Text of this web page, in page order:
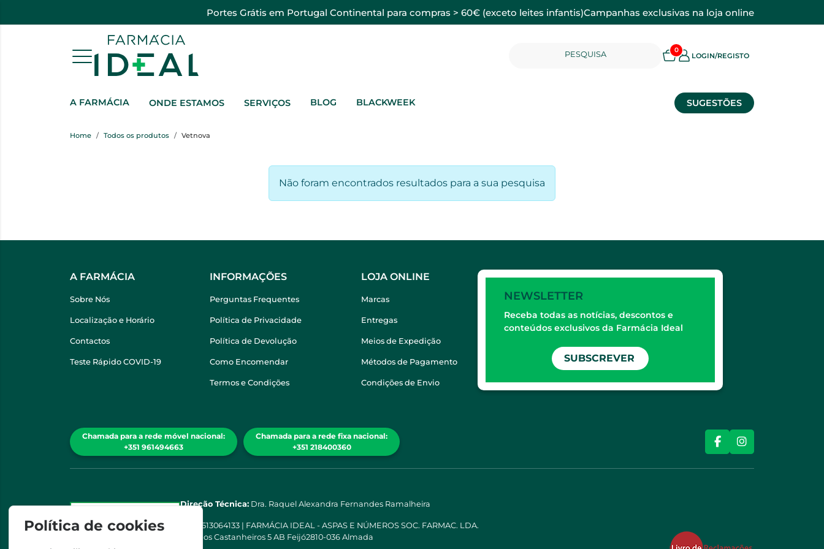
Portes Grátis em Portugal Continental para compras > 60€ (exceto leites infantis)Campanhas exclusivas na loja online
PESQUISA 0
LOGIN/REGISTO
A FARMÁCIA ONDE ESTAMOS SERVIÇOS BLOG BLACKWEEK SUGESTÕES
Home Todos os produtos Vetnova
Não foram encontrados resultados para a sua pesquisa
A FARMÁCIA
Sobre Nós
Localização e Horário
Contactos
Teste Rápido COVID-19
INFORMAÇÕES
Perguntas Frequentes
Política de Privacidade
Política de Devolução
Como Encomendar
Termos e Condições
LOJA ONLINE
Marcas
Entregas
Meios de Expedição
Métodos de Pagamento
Condições de Envio
NEWSLETTER
Receba todas as notícias, descontos e
conteúdos exclusivos da Farmácia Ideal
SUBSCREVER
Chamada para a rede móvel nacional:
+351 961494663
Chamada para a rede fixa nacional:
+351 218400360
Direção Técnica: Dra. Raquel Alexandra Fernandes Ramalheira
513064133 | FARMÁCIA IDEAL - ASPAS E NÚMEROS SOC. FARMAC. LDA.
Rua dos Castanheiros 5 AB Feijó2810-036 Almada
Política de cookies